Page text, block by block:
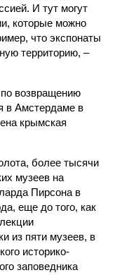
И тут могут
которые можно
что экспонаты
территорию, –
возвращению
в Амстердаме в
крымская
более тысячи
музеев на
Пирсона в
еще до того, как
из пяти музеев, в
историко-
заповедника